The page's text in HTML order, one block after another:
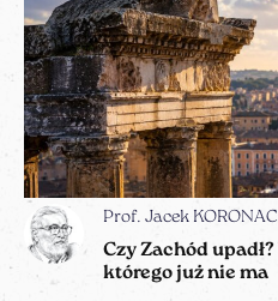
Prof. Jacek
Czy Zachód
którego już nie ma